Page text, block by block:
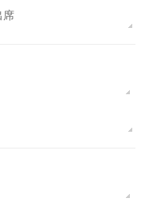
席